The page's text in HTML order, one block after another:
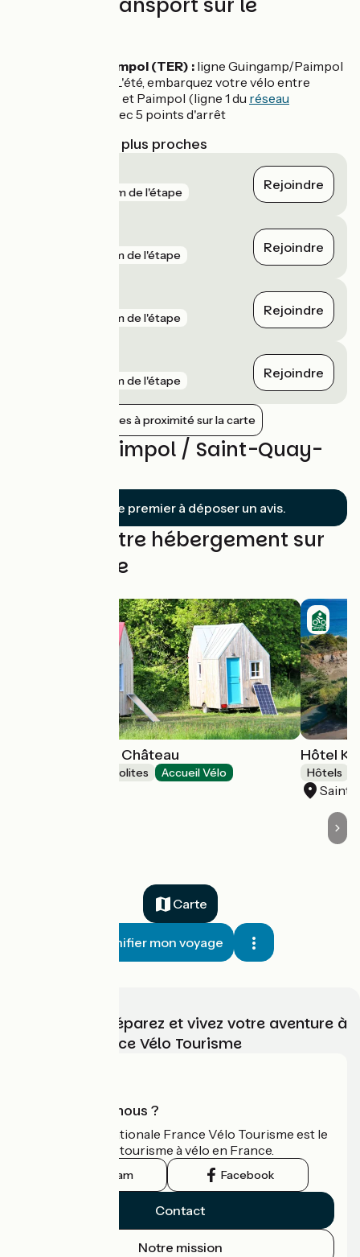
Gare de Paimpol (TER) : ligne Guingamp/Paimpol
L'été, embarquez votre vélo entre
Saint-Brieuc et Paimpol (ligne 1 du réseau
) avec 5 points d'arrêt
Gares SNCF les plus proches
69 m de l'étape Rejoindre
2 km de l'étape Rejoindre
4 km de l'étape Rejoindre
6 km de l'étape Rejoindre
Afficher les gares à proximité sur la carte
Avis sur Paimpol / Saint-Quay-
Soyez le premier à déposer un avis.
Trouvez votre hébergement sur
cette étape
Tiny-Houses au Château
Hébergements insolites Accueil Vélo
Hôtel
Hôtels
Saint-
Carte
Planifier mon voyage
Choisissez, préparez et vivez votre aventure à
vélo avec France Vélo Tourisme
Qui sommes-nous ?
L'association nationale France Vélo Tourisme est le
guide officiel du tourisme à vélo en France.
Instagram Facebook
Contact
Notre mission